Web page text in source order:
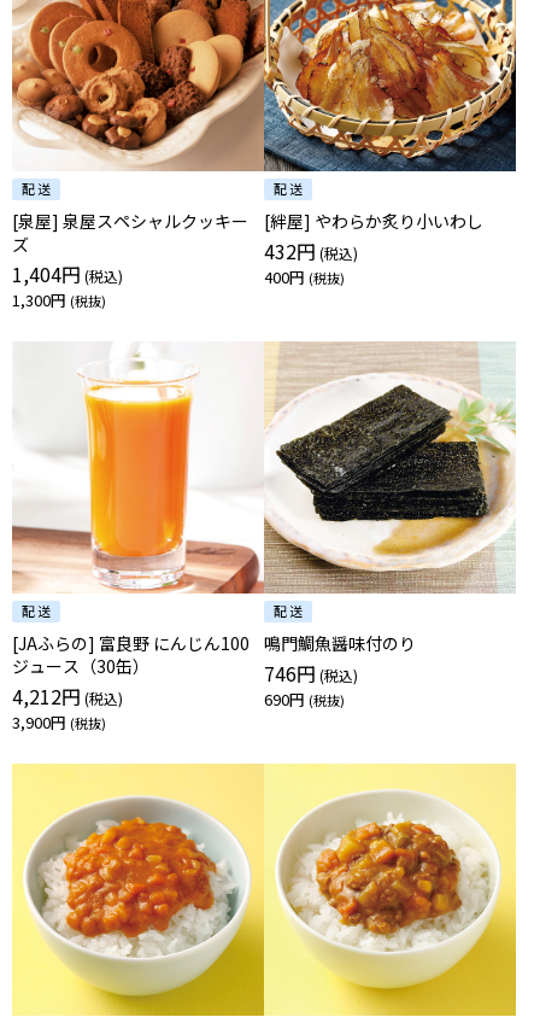
[泉屋] 泉屋スペシャルクッキー
ズ
1,404円
1,300円
[絆屋] やわらか炙り小いわし
432円
400円
[JAふらの] 富良野 にんじん100
ジュース（30缶）
4,212円
3,900円
鳴門鯛魚醤味付のり
746円
690円